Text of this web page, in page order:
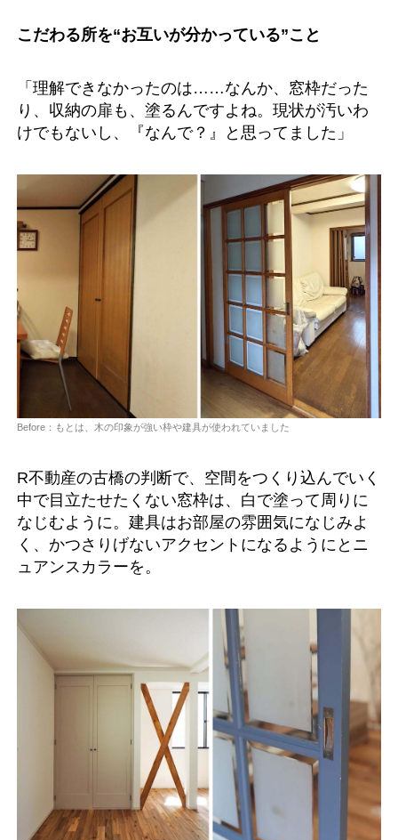
こだわる所を“お互いが分かっている”こと
「理解できなかったのは……なんか、窓枠だった
り、収納の扉も、塗るんですよね。現状が汚いわ
けでもないし、『なんで？』と思ってました」
Before：もとは、木の印象が強い枠や建具が使われていました
R不動産の古橋の判断で、空間をつくり込んでいく
中で目立たせたくない窓枠は、白で塗って周りに
なじむように。建具はお部屋の雰囲気になじみよ
く、かつさりげないアクセントになるようにとニ
ュアンスカラーを。